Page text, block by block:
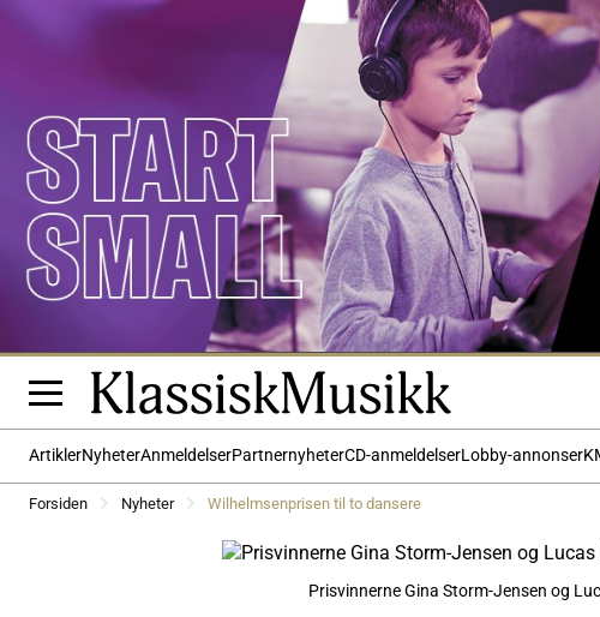
ArtiklerNyheterAnmeldelserPartnernyheterCD-anmeldelserLobby-annonser
Forsiden Nyheter Wilhelmsenprisen til to dansere
Prisvinnerne Gina Storm-Jensen og